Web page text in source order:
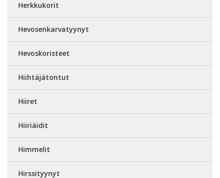
Herkkukorit
Hevosenkarvatyynyt
Hevoskoristeet
Hiihtäjätontut
Hiiret
Hiiriäidit
Himmelit
Hirssityynyt